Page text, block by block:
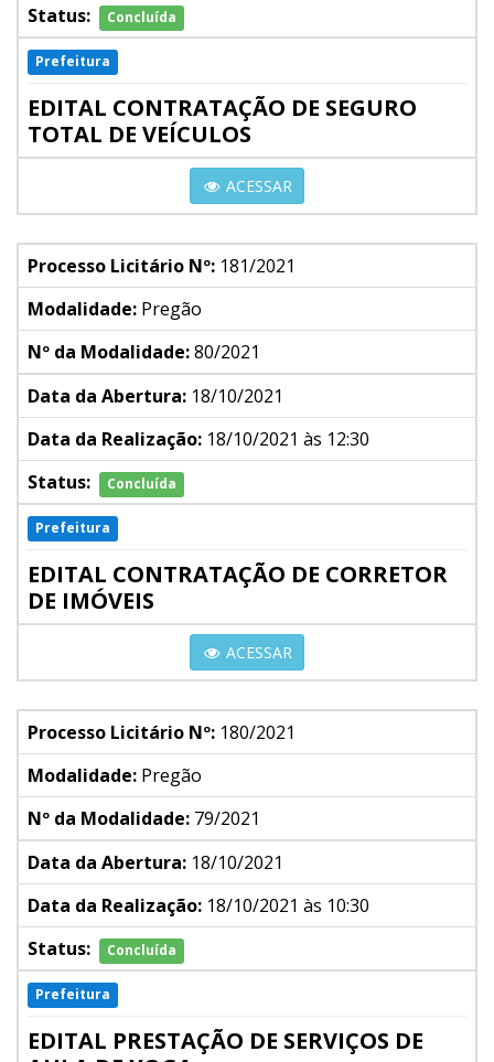
Status:
Concluída
Prefeitura
EDITAL CONTRATAÇÃO DE SEGURO
TOTAL DE VEÍCULOS
ACESSAR
Processo Licitário Nº: 181/2021
Modalidade: Pregão
Nº da Modalidade:80/2021
Data da Abertura: 18/10/2021
Data da Realização: 18/10/2021 às 12:30
Status:
Concluída
Prefeitura
EDITAL CONTRATAÇÃO DE CORRETOR
DE IMÓVEIS
ACESSAR
Processo Licitário Nº: 180/2021
Modalidade: Pregão
Nº da Modalidade: 79/2021
Data da Abertura: 18/10/2021
Data da Realização: 18/10/2021 às 10:30
Status:
Concluída
Prefeitura
EDITAL PRESTAÇÃO DE SERVIÇOS DE